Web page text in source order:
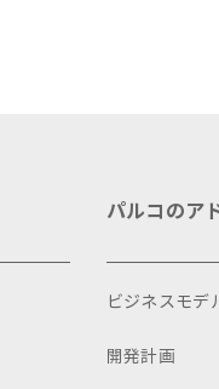
パルコのア
ビジネスモデ
開発計画